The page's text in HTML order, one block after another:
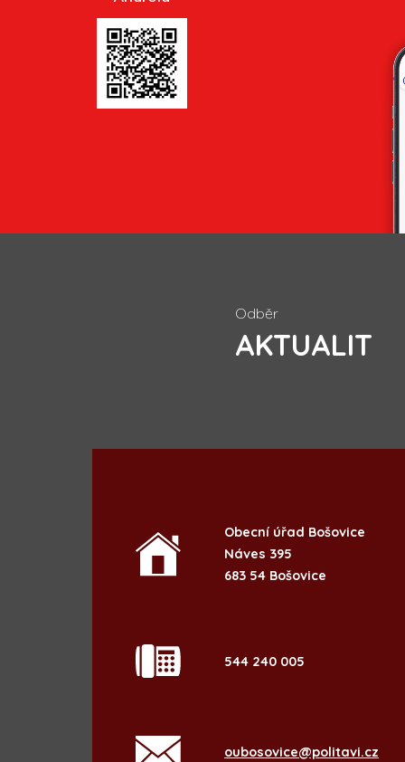
Odběr
AKTUALIT
Obecní úřad Bošovice
Náves 395
683 54 Bošovice
544 240 005
oubosovice@politavi.cz